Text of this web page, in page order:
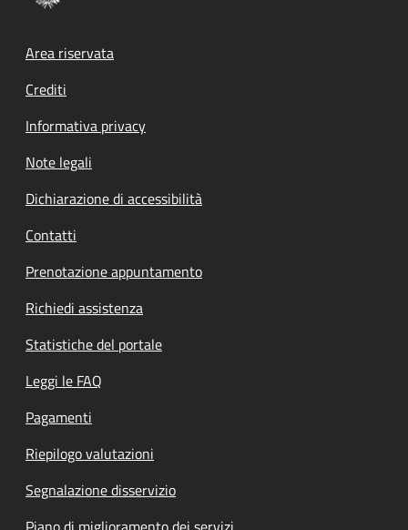
Footer menu
Area riservata
Crediti
Informativa privacy
Note legali
Dichiarazione di accessibilità
Contatti
Prenotazione appuntamento
Richiedi assistenza
Statistiche del portale
Leggi le FAQ
Pagamenti
Riepilogo valutazioni
Segnalazione disservizio